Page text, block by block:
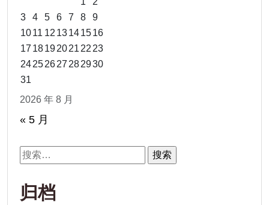
2026 年 8 月
3
4 5 6 7 8
9
1011 12 13141516
17 18192021 22 23
24252627 282930
31
« 5 月
搜
索：
归档